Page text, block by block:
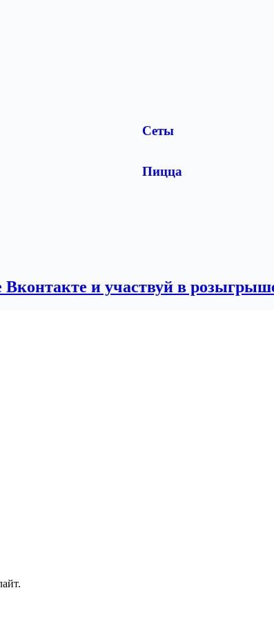
Сеты
Пицца
и участвуй в